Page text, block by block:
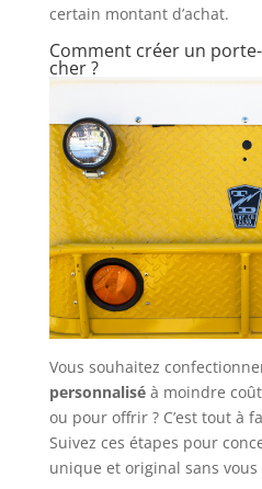
certain montant d’achat.
Comment créer un
cher ?
Vous souhaitez
personnaliséà moindre
ou pour offrir ? C’est tout à
Suivez ces étapes pour
unique et original sans